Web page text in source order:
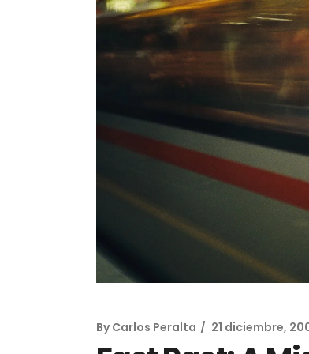
By Carlos Peralta 21 diciembre,